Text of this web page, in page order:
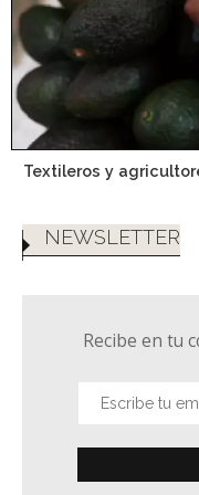
Textileros y
NEWSLETTER
Recibe en tu